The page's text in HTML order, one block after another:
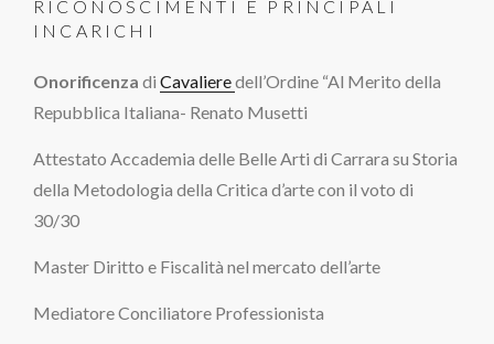
RICONOSCIMENTI E PRINCIPALI
INCARICHI
Onorificenza di Cavalieredell’Ordine “Al Merito della
Repubblica Italiana- Renato Musetti
Attestato Accademia delle Belle Arti di Carrara su Storia
della Metodologia della Critica d’arte con il voto di
30/30
Master Diritto e Fiscalità nel mercato dell’arte
Mediatore Conciliatore Professionista